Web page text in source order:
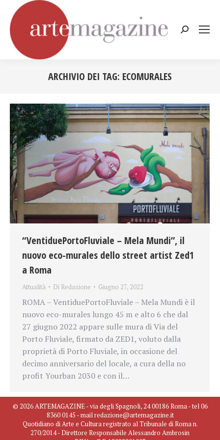
Cerca:
ARCHIVIO DEI TAG: ECOMURALES
“VentiduePortoFluviale – Mela Mundi”, il
nuovo eco-murales dello street artist Zed1
a Roma
Attualità Di Redazione Giugno 27, 2022
ROMA – VentiduePortoFluviale – Mela Mundi è il
nuovo eco-murales lungo 45 m e alto 6 che dal
27 giugno 2022 appare sulle mura di Via del
Porto Fluviale, firmato da ZED1, voluto dalla
proprietà di Porto Fluviale, in occasione del
decimo anniversario del locale, a cura della no
profit Yourban 2030 e con il…
© 2026 ARTEMAGAZINE - via degli Spagnoli, 24 00186 Roma - tel 06
8360 0145 - mail redazione@artemagazine.it
Quotidiano di Arte e Cultura registrato al Tribunale di Roma n.
270/2014 - Direttore Responsabile Alessandro Ambrosin